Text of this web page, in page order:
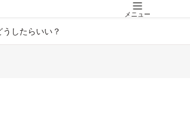
メニュー
したらいい？